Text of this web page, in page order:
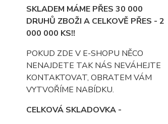
SKLADEM MÁME PŘES 30 000
DRUHŮ ZBOŽI A CELKOVĚ PŘES - 2
000 000 KS!!
POKUD ZDE V E-SHOPU NĚCO
NENAJDETE TAK NÁS NEVÁHEJTE
KONTAKTOVAT, OBRATEM VÁM
VYTVOŘÍME NABÍDKU.
CELKOVÁ SKLADOVKA -